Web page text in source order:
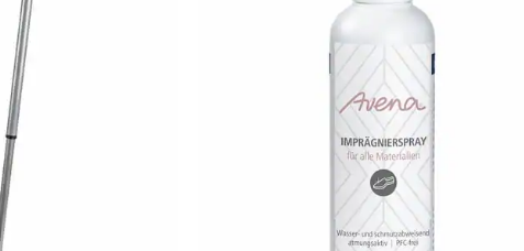
Grau
Grün
Orange
Rosé
Abbrechen